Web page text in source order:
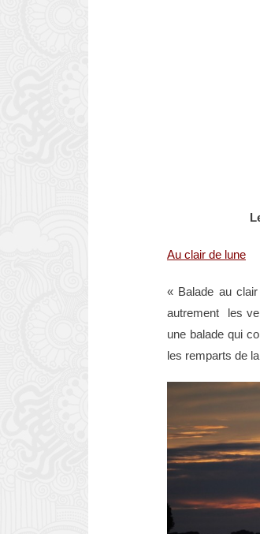
Au clair de lune
« Balade au clair
autrement les
une balade qui
les remparts de